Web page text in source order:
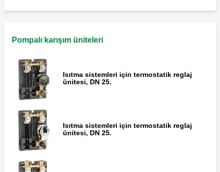
Pompalı karışım üniteleri
Isıtma sistemleri için termostatik reglaj
ünitesi, DN 25.
Isıtma sistemleri için termostatik reglaj
ünitesi, DN 25.